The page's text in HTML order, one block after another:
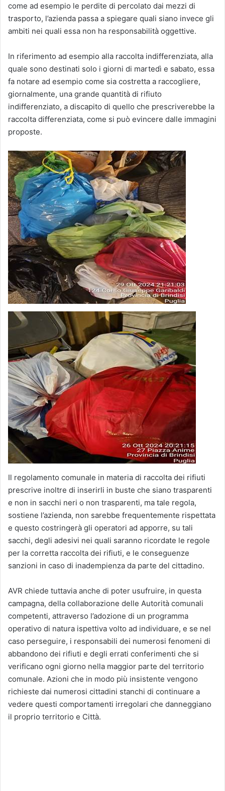
come ad esempio le perdite di percolato dai mezzi di
trasporto, l’azienda passa a spiegare quali siano invece gli
ambiti nei quali essa non ha responsabilità oggettive.
In riferimento ad esempio alla raccolta indifferenziata, alla
quale sono destinati solo i giorni di martedì e sabato, essa
fa notare ad esempio come sia costretta a raccogliere,
giornalmente, una grande quantità di rifiuto
indifferenziato, a discapito di quello che prescriverebbe la
raccolta differenziata, come si può evincere dalle immagini
proposte.
Il regolamento comunale in materia di raccolta dei rifiuti
prescrive inoltre di inserirli in buste che siano trasparenti
e non in sacchi neri o non trasparenti, ma tale regola,
sostiene l’azienda, non sarebbe frequentemente rispettata
e questo costringerà gli operatori ad apporre, su tali
sacchi, degli adesivi nei quali saranno ricordate le regole
per la corretta raccolta dei rifiuti, e le conseguenze
sanzioni in caso di inadempienza da parte del cittadino.
AVR chiede tuttavia anche di poter usufruire, in questa
campagna, della collaborazione delle Autorità comunali
competenti, attraverso l’adozione di un programma
operativo di natura ispettiva volto ad individuare, e se nel
caso perseguire, i responsabili dei numerosi fenomeni di
abbandono dei rifiuti e degli errati conferimenti che si
verificano ogni giorno nella maggior parte del territorio
comunale. Azioni che in modo più insistente vengono
richieste dai numerosi cittadini stanchi di continuare a
vedere questi comportamenti irregolari che danneggiano
il proprio territorio e Città.